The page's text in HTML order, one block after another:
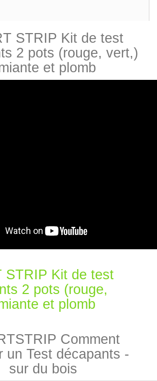
STRIP Kit de test
2 pots (rouge, vert,)
et plomb
STRIP Kit de test
2 pots (rouge,
et plomb
Comment
un Test décapants -
sur du bois